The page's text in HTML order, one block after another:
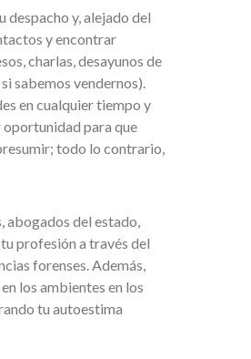
despacho y, alejado del
y encontrar
charlas, desayunos de
sabemos vendernos).
en cualquier tiempo y
oportunidad para que
todo lo contrario,
abogados del estado,
profesión a través del
forenses. Además,
los ambientes en los
tu autoestima